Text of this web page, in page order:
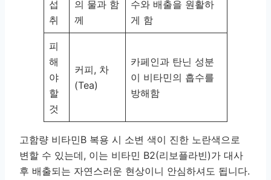
섭
취
의 물과 함
께
수와 배출을 원활하
게 함
피
해
야
할
것
커피, 차
(Tea)
카페인과 탄닌 성분
이 비타민의 흡수를
방해함
고함량 비타민B 복용 시 소변 색이 진한 노란색으로
변할 수 있는데, 이는 비타민 B2(리보플라빈)가 대사
후 배출되는 자연스러운 현상이니 안심하셔도 됩니다.